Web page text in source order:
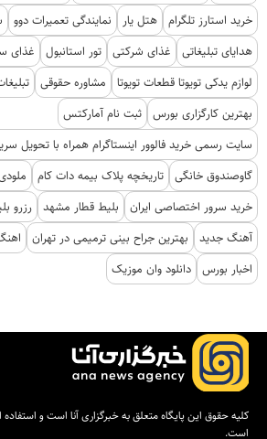
خرید استارز تلگرام هتل یار نمایندگی تعمیرات دوو
هدایای تبلیغاتی
غذای شرکتی تور استانبول غذای
لوازم یدکی تویوتا قطعات تویوتا
مشاوره حقوقی
بهترین کارگزاری بورس ثبت نام آمارکتس
سایت رسمی خرید فالوور اینستاگرام همراه با تحویل
گاوصندوق خانگی تاریخچه پلاک بیمه دات کام
ملودی
خرید سرور اختصاصی ایران
بلیط قطار مشهد رزرو
آهنگ جدید
بهترین جراح بینی ترمیمی در تهران
اخبار بورس دانلود وان موزیک
کلیه حقوق این پایگاه متعلق به خبرگزاری آنا است و استفاده
است.